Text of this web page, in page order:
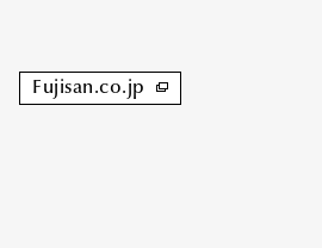
Fujisan.co.jp